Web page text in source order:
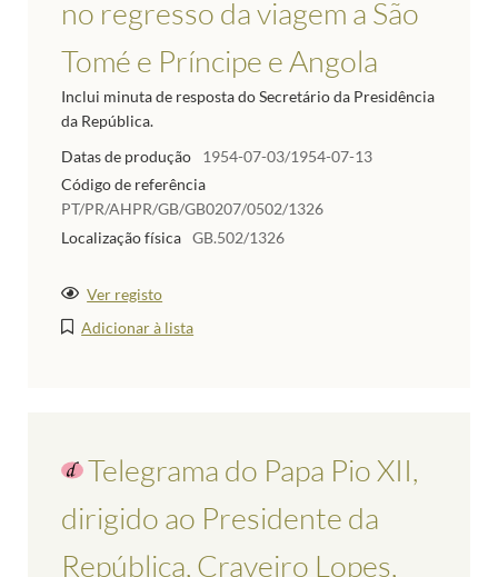
no regresso da viagem a São
Tomé e Príncipe e Angola
Inclui minuta de resposta do Secretário da Presidência
da República.
Datas de produção
1954-07-03/1954-07-13
Código de referência
PT/PR/AHPR/GB/GB0207/0502/1326
Localização física GB.502/1326
Ver registo
Adicionar à lista
Telegrama do Papa Pio XII,
dirigido ao Presidente da
República, Craveiro Lopes,